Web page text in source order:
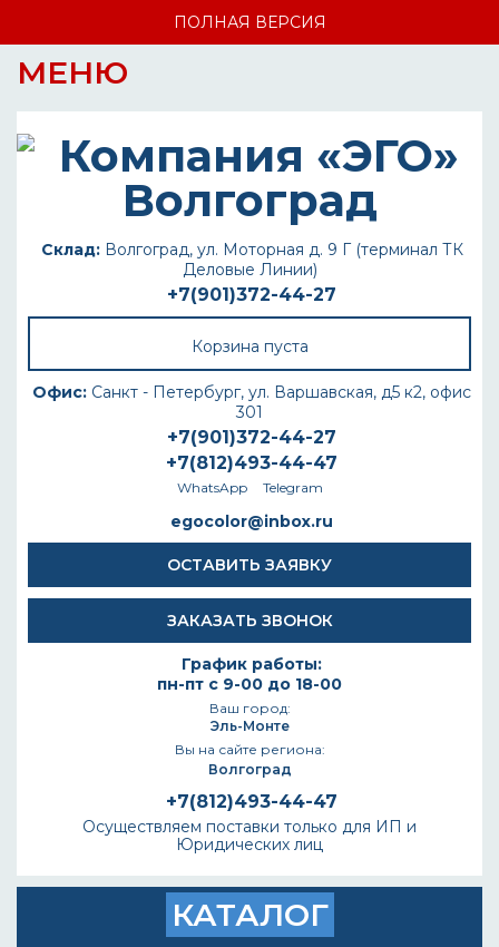
ПОЛНАЯ ВЕРСИЯ
МЕНЮ
Склад:Волгоград, ул. Моторная д. 9 Г (терминал ТК
Деловые Линии)
+7(901)372-44-27
Корзина пуста
Офис: Санкт - Петербург, ул. Варшавская, д5 к2, офис
301
+7(901)372-44-27
+7(812)493-44-47
WhatsApp Telegram
egocolor@inbox.ru
ОСТАВИТЬ ЗАЯВКУ
ЗАКАЗАТЬ ЗВОНОК
График работы:
пн-пт с 9-00 до 18-00
Ваш город:
Эль-Монте
Вы на сайте региона:
Волгоград
+7(812)493-44-47
Осуществляем поставки только для ИП и
Юридических лиц
КАТАЛОГ